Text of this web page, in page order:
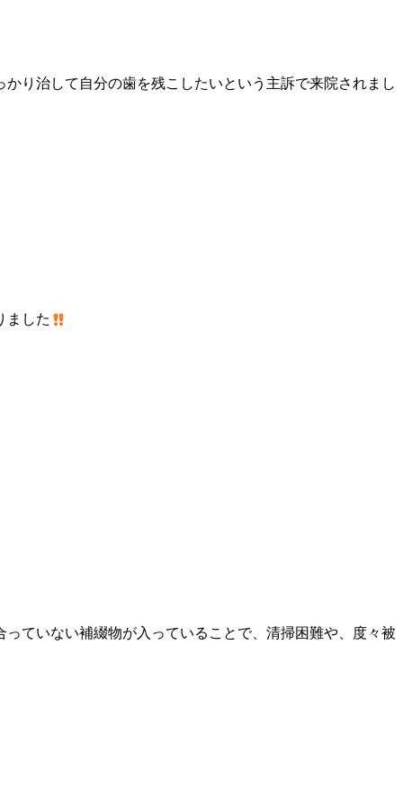
り治して自分の歯を残こしたいという主訴で来院されまし
ました
ていない補綴物が入っていることで、清掃困難や、度々被